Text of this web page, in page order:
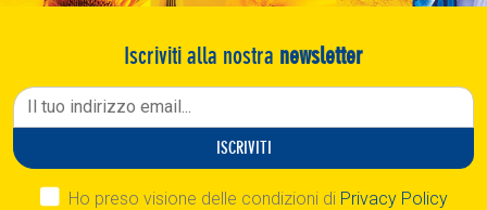
Iscriviti alla nostra newsletter
ISCRIVITI
Ho preso visione delle condizioni di Privacy Policy